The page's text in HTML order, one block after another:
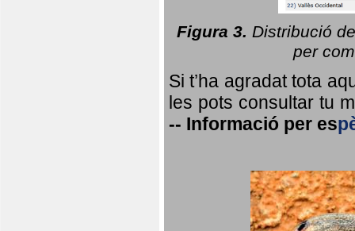
Figura 3. Distribució
per
Si t’ha agradat tota
les pots consultar tu
-- Informació per es